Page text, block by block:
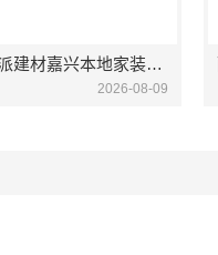
嘉兴美派建材嘉兴本地家装施工全包透明报价，闭口合同零增项
2026-08-09